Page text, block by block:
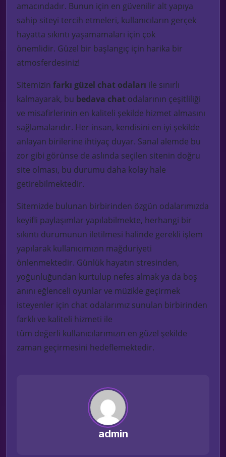
amacındadır. Bunun için en güvenilir alt yapıya
sahip siteyi tercih etmeleri, kullanıcıların gerçek
hayatta sıkıntı yaşamamaları için çok
önemlidir. Güzel bir başlangıç için harika bir
atmosferdesiniz!
Sitemizin farkı güzel chat odaları ile sınırlı
kalmayarak, bu bedava chat odalarının çeşitliliği
ve misafirlerinin en kaliteli şekilde hizmet almasını
sağlamalarıdır. Her insan, kendisini en iyi şekilde
anlayan birilerine ihtiyaç duyar. Sanal alemde bu
zor gibi görünse de aslında seçilen sitenin doğru
site olması, bu durumu daha kolay hale
getirebilmektedir.
Sitemizde bulunan birbirinden özgün odalarımızda
keyifli paylaşımlar yapılabilmekte, herhangi bir
sıkıntı durumunun iletilmesi halinde gerekli işlem
yapılarak kullanıcımızın mağduriyeti
önlenmektedir. Günlük hayatın stresinden,
yoğunluğundan kurtulup nefes almakya da boş
anını eğlenceli oyunlar ve müzikle geçirmek
isteyenler için chat odalarımız sunulan birbirinden
farklı ve kaliteli hizmeti ile
tüm değerli kullanıcılarımızın en güzel şekilde
zaman geçirmesini hedeflemektedir.
admin